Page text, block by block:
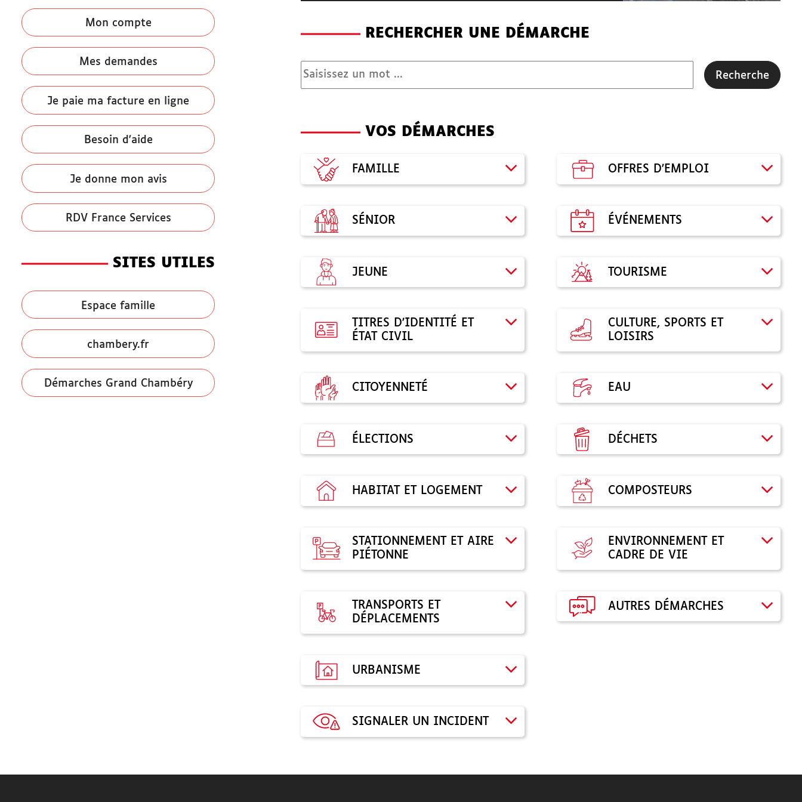
Mon compte
Mes demandes
Je paie ma facture en ligne
Besoin d'aide
Je donne mon avis
RDV France Services
SITES UTILES
Espace famille
chambery.fr
Démarches Grand Chambéry
RECHERCHER UNE DÉMARCHE
Recherche
Recherche
VOS DÉMARCHES
FAMILLE
SÉNIOR
JEUNE
TITRES D'IDENTITÉ ET
ÉTAT CIVIL
CITOYENNETÉ
ÉLECTIONS
HABITAT ET LOGEMENT
STATIONNEMENT ET AIRE
PIÉTONNE
TRANSPORTS ET
DÉPLACEMENTS
URBANISME
SIGNALER UN INCIDENT
OFFRES D'EMPLOI
ÉVÉNEMENTS
TOURISME
CULTURE, SPORTS ET
LOISIRS
EAU
DÉCHETS
COMPOSTEURS
ENVIRONNEMENT ET
CADRE DE VIE
AUTRES DÉMARCHES